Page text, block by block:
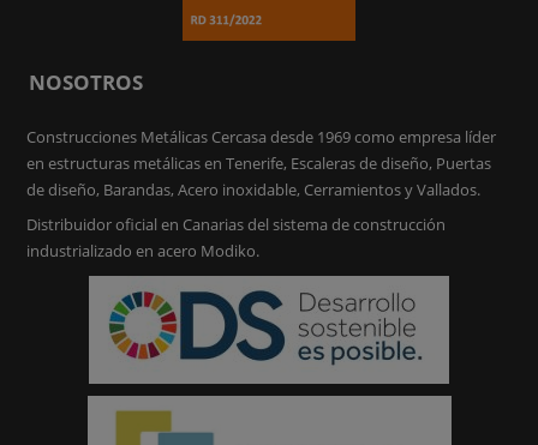
NOSOTROS
Construcciones Metálicas Cercasa desde 1969 como empresa líder
en estructuras metálicas en Tenerife, Escaleras de diseño, Puertas
de diseño, Barandas, Acero inoxidable, Cerramientos y Vallados.
Distribuidor oficial en Canarias del sistema de construcción
industrializado en acero Modiko.